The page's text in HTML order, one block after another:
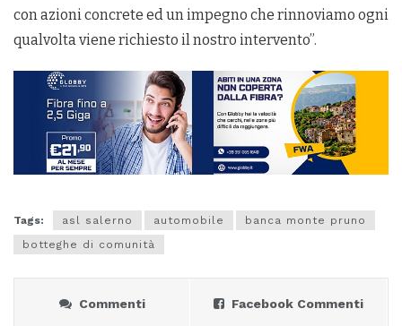
con azioni concrete ed un impegno che rinnoviamo ogni
qualvolta viene richiesto il nostro intervento”.
Tags: asl salerno automobile
banca monte pruno
botteghe di comunità
Commenti Facebook Commenti